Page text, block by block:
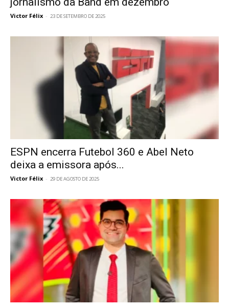
Victor Félix - 23 DE SETEMBRO DE 2025
ESPN encerra Futebol 360 e Abel Neto
deixa a emissora após...
Victor Félix - 29 DE AGOSTO DE 2025